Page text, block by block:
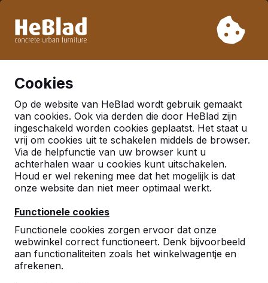
week 33. Houdt u daarom rekening met langere levertijden.
Cookies
Op de website van HeBlad wordt gebruik gemaakt
van cookies. Ook via derden die door HeBlad zijn
ingeschakeld worden cookies geplaatst. Het staat u
vrij om cookies uit te schakelen middels de browser.
Via de helpfunctie van uw browser kunt u
achterhalen waar u cookies kunt uitschakelen.
Houd er wel rekening mee dat het mogelijk is dat
onze website dan niet meer optimaal werkt.
Functionele cookies
Functionele cookies zorgen ervoor dat onze
webwinkel correct functioneert. Denk bijvoorbeeld
aan functionaliteiten zoals het winkelwagentje en
afrekenen.
Al meer dan 30.000 producten verkocht
Nederland
Referenties in:Rotterdam